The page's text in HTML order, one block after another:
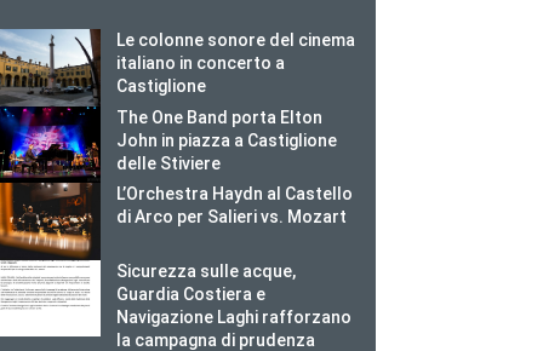
Le colonne sonore del cinema
italiano in concerto a
Castiglione
The One Band porta Elton
John in piazza a Castiglione
delle Stiviere
L’Orchestra Haydn al Castello
di Arco per Salieri vs. Mozart
Sicurezza sulle acque,
Guardia Costiera e
Navigazione Laghi rafforzano
la campagna di prudenza